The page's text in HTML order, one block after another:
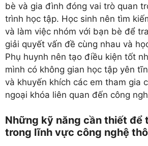
bè và gia đình đóng vai trò quan
trình học tập. Học sinh nên tìm
và làm việc nhóm với bạn bè để
giải quyết vấn đề cùng nhau và
Phụ huynh nên tạo điều kiện tốt
mình có không gian học tập yên
và khuyến khích các em tham gia
ngoại khóa liên quan đến công
Những kỹ năng cần thiết để
trong lĩnh vực công nghệ